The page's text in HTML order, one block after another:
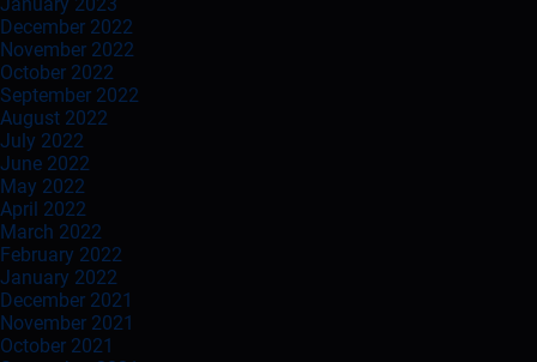
December 2022
November 2022
October 2022
September 2022
August 2022
July 2022
June 2022
May 2022
April 2022
March 2022
February 2022
January 2022
December 2021
November 2021
October 2021